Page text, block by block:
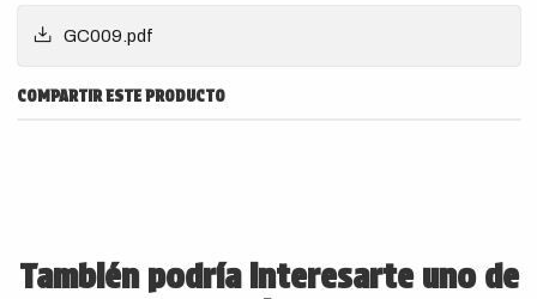
GC009.pdf
COMPARTIR ESTE PRODUCTO
También podría interesarte uno de